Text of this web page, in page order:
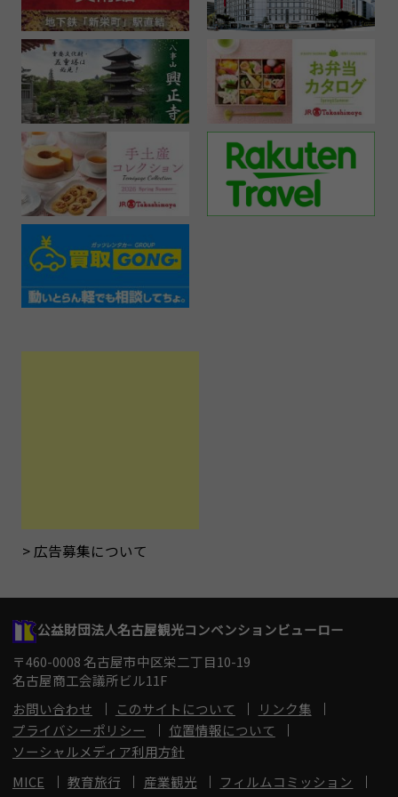
広告募集について
公益財団法人名古屋観光コンベンションビューロー
〒460-0008 名古屋市中区栄二丁目10-19
名古屋商工会議所ビル11F
お問い合わせ
このサイトについて
リンク集
プライバシーポリシー
位置情報について
ソーシャルメディア利用方針
MICE
教育旅行 産業観光
フィルムコミッション